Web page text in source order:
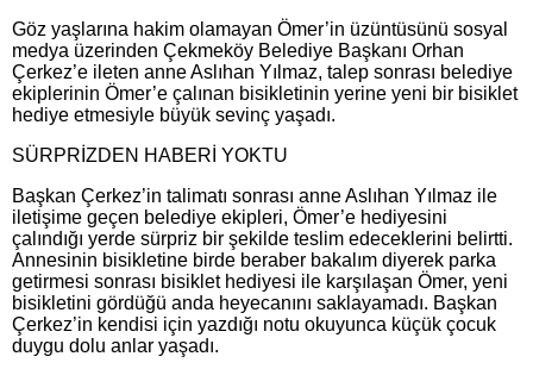
Göz yaşlarına hakim olamayan Ömer’in üzüntüsünü sosyal
medya üzerinden Çekmeköy Belediye Başkanı Orhan
Çerkez’e ileten anne Aslıhan Yılmaz, talep sonrası belediye
ekiplerinin Ömer’e çalınan bisikletinin yerine yeni bir bisiklet
hediye etmesiyle büyük sevinç yaşadı.
SÜRPRİZDEN HABERİ YOKTU
Başkan Çerkez’in talimatı sonrası anne Aslıhan Yılmaz ile
iletişime geçen belediye ekipleri, Ömer’e hediyesini
çalındığı yerde sürpriz bir şekilde teslim edeceklerini belirtti.
Annesinin bisikletine birde beraber bakalım diyerek parka
getirmesi sonrası bisiklet hediyesi ile karşılaşan Ömer, yeni
bisikletini gördüğü anda heyecanını saklayamadı. Başkan
Çerkez’in kendisi için yazdığı notu okuyunca küçük çocuk
duygu dolu anlar yaşadı.